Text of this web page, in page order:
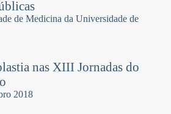
de Medicina da Universidade de
nas XIII Jornadas do
2018